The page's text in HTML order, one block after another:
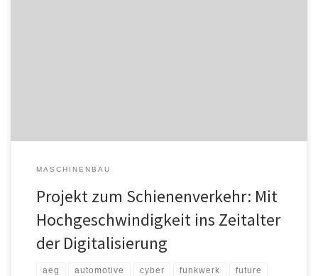
MASCHINENBAU
Projekt zum Schienenverkehr: Mit
Hochgeschwindigkeit ins Zeitalter
der Digitalisierung
aeg automotive cyber funkwerk future